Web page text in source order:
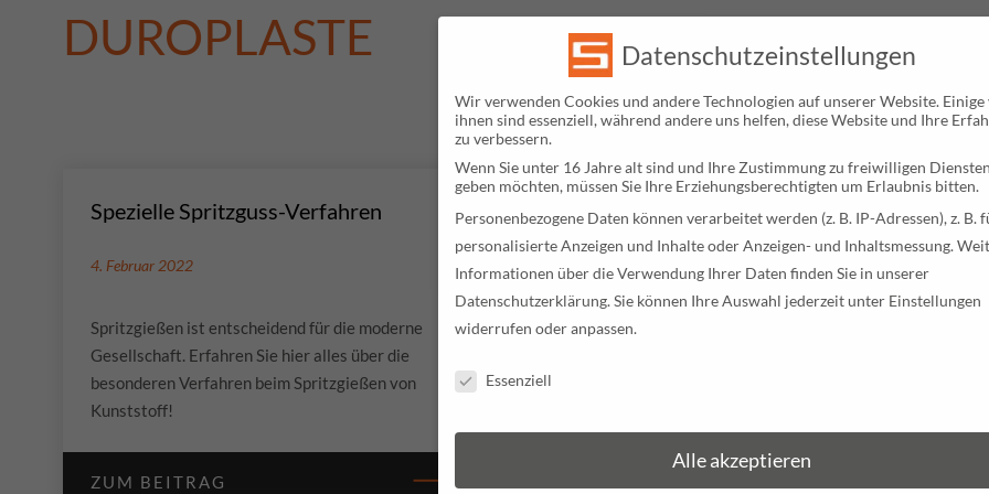
DUROPLASTE
Spezielle Spritzguss-Verfahren
4. Februar 2022
Spritzgießen ist entscheidend für die moderne
Gesellschaft. Erfahren Sie hier alles über die
besonderen Verfahren beim Spritzgießen von
Kunststoff!
ZUM BEITRAG
Duroplast Spritzgiessen
29. Januar 2021
Duroplast Spritzgießen hat sich für harte
belastbar sind bewährt. Erfahren Sie hier mehr
18. Juli
kurzer
ZUM
Datenschutzeinstellungen
Wir verwenden Cookies und andere Technologien auf unserer Website. Einige
ihnen sind essenziell, während andere uns helfen, diese Website und Ihre
zu verbessern.
Wenn Sie unter 16 Jahre alt sind und Ihre Zustimmung zu freiwilligen Diensten
geben möchten, müssen Sie Ihre Erziehungsberechtigten um Erlaubnis bitten.
Personenbezogene Daten können verarbeitet werden (z. B. IP-Adressen), z. B.
personalisierte Anzeigen und Inhalte oder Anzeigen- und Inhaltsmessung.
Informationen über die Verwendung Ihrer Daten finden Sie in unserer
Datenschutzerklärung.Sie können Ihre Auswahl jederzeit unter Einstellungen
widerrufen oder anpassen.
Essenziell
Alle akzeptieren